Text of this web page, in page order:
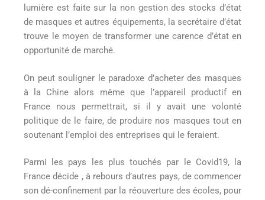
lumière est faite sur la non gestion des stocks d’état
de masques et autres équipements, la secrétaire d’état
trouve le moyen de transformer une carence d’état en
opportunité de marché.
On peut souligner le paradoxe d’acheter des masques
à la Chine alors même que l’appareil productif en
France nous permettrait, si il y avait une volonté
politique de le faire, de produire nos masques tout en
soutenant l’emploi des entreprises qui le feraient.
Parmi les pays les plus touchés par le Covid19, la
France décide , à rebours d’autres pays, de commencer
son dé-confinement par la réouverture des écoles, pour